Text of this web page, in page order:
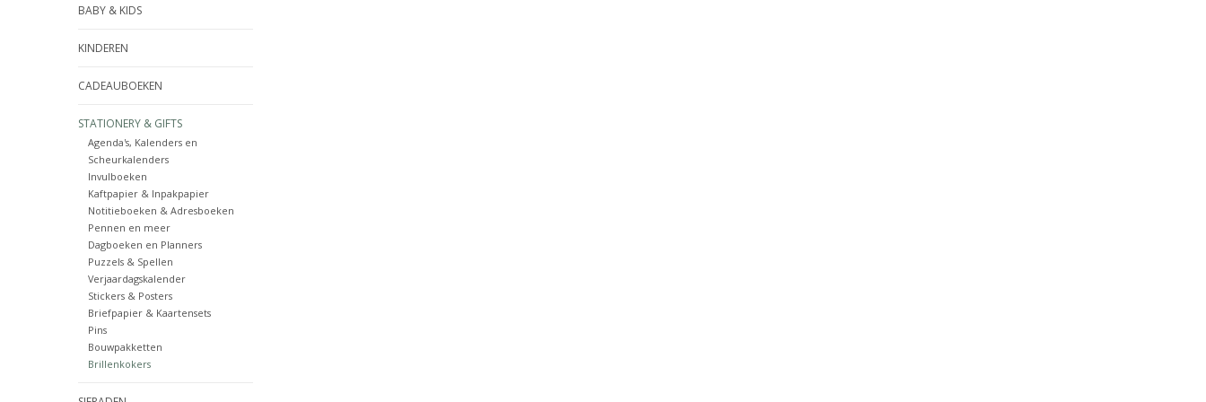
BABY & KIDS
KINDEREN
CADEAUBOEKEN
STATIONERY & GIFTS
Agenda's, Kalenders en
Scheurkalenders
Invulboeken
Kaftpapier & Inpakpapier
Notitieboeken & Adresboeken
Pennen en meer
Dagboeken en Planners
Puzzels & Spellen
Verjaardagskalender
Stickers & Posters
Briefpapier & Kaartensets
Pins
Bouwpakketten
Brillenkokers